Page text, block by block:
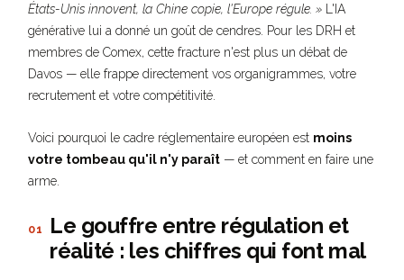
États-Unis innovent, la Chine copie, l'Europe régule. » L'IA
générative lui a donné un goût de cendres. Pour les DRH et
membres de Comex, cette fracture n'est plus un débat de
Davos — elle frappe directement vos organigrammes, votre
recrutement et votre compétitivité.
Voici pourquoi le cadre réglementaire européen est moins
votre tombeau qu'il n'y paraît — et comment en faire une
arme.
01
Le gouffre entre régulation et
réalité : les chiffres qui font mal